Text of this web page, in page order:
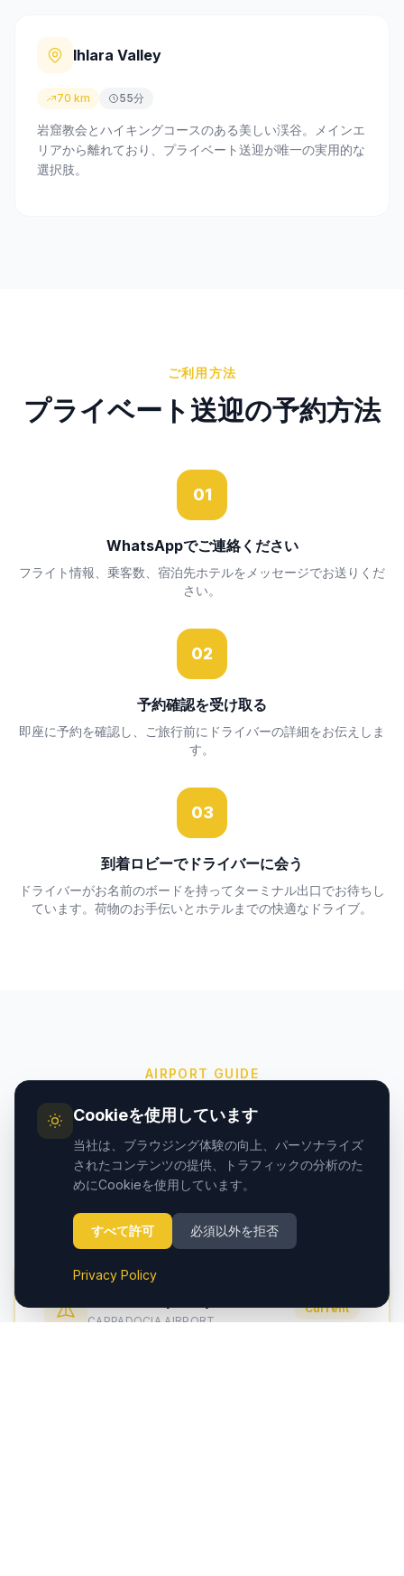
Ihlara Valley
70 km 55分
岩窟教会とハイキングコースのある美しい渓谷。メインエ
リアから離れており、プライベート送迎が唯一の実用的な
選択肢。
ご利用方法
プライベート送迎の予約方法
01
WhatsAppでご連絡ください
フライト情報、乗客数、宿泊先ホテルをメッセージでお送りくだ
さい。
02
予約確認を受け取る
即座に予約を確認し、ご旅行前にドライバーの詳細をお伝えしま
す。
03
到着ロビーでドライバーに会う
ドライバーがお名前のボードを持ってターミナル出口でお待ちし
ています。荷物のお手伝いとホテルまでの快適なドライブ。
AIRPORT GUIDE
カッパドキア空港 vs カイセ
リ空港 — どちらを選ぶべき？
カッパドキア地域は2つの空港がサービスしています。比
CAPPADOCIA AIRPORT
Current
Cookieを使用しています
当社は、ブラウジング体験の向上、パーソナライズ
されたコンテンツの提供、トラフィックの分析のた
めにCookieを使用しています。
すべて許可 必須以外を拒否
Privacy Policy